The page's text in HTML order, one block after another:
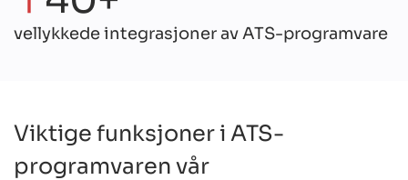
vellykkede integrasjoner av ATS-programvare
Viktige funksjoner i ATS-
programvaren vår